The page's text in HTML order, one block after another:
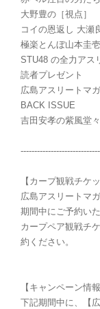
大野豊の［視点］
コイの恩返し 大瀬
極楽とんぼ山本圭
STU48 の全力アス
読者プレゼント
広島アスリートマ
BACK ISSUE
吉田安孝の紫風堂
【カープ観戦チケ
広島アスリートマ
期間中にご予約い
カープペア観戦チ
約ください。
【キャンペーン情報
下記期間中に、【